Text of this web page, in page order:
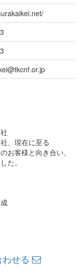
、現在に至る
お客様と向き合い、
た。
せる